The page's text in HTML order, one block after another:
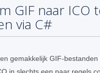
GIF naar ICO
via C#
gemakkelijk GIF-bestanden
in slechts een paar regels